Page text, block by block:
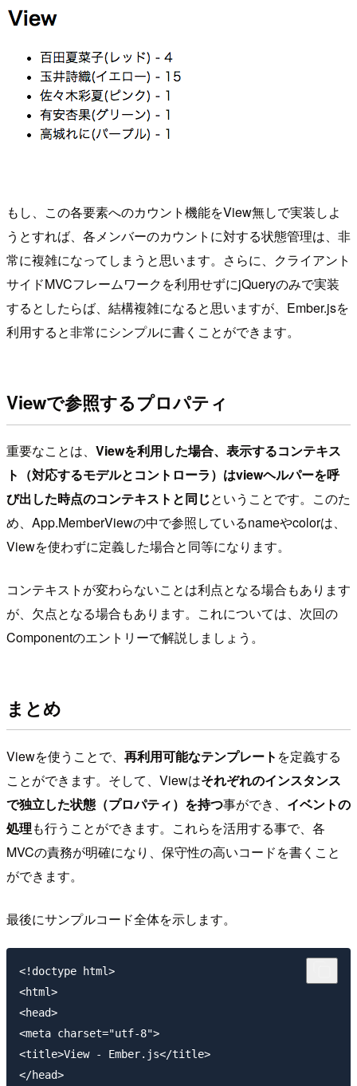
もし、この各要素へのカウント機能をView無しで実装しよ
うとすれば、各メンバーのカウントに対する状態管理は、非
常に複雑になってしまうと思います。さらに、クライアント
サイドMVCフレームワークを利用せずにjQueryのみで実装
するとしたらば、結構複雑になると思いますが、Ember.jsを
利用すると非常にシンプルに書くことができます。
Viewで参照するプロパティ
重要なことは、 Viewを利用した場合、表示するコンテキス
ト（対応するモデルとコントローラ）はviewヘルパーを呼
び出した時点のコンテキストと同じということです。このた
め、App.MemberViewの中で参照しているnameやcolorは、
Viewを使わずに定義した場合と同等になります。
コンテキストが変わらないことは利点となる場合もあります
が、欠点となる場合もあります。これについては、次回の
Componentのエントリーで解説しましょう。
まとめ
Viewを使うことで、 再利用可能なテンプレート を定義する
ことができます。そして、Viewはそれぞれのインスタンス
で独立した状態（プロパティ）を持つ事ができ、 イベントの
処理も行うことができます。これらを活用する事で、各
MVCの責務が明確になり、保守性の高いコードを書くこと
ができます。
最後にサンプルコード全体を示します。
<!doctype html>
<html>
<head>
<meta charset="utf-8">
<title>View - Ember.js</title>
</head>